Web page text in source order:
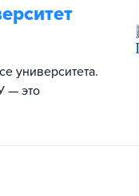
университета.
— это